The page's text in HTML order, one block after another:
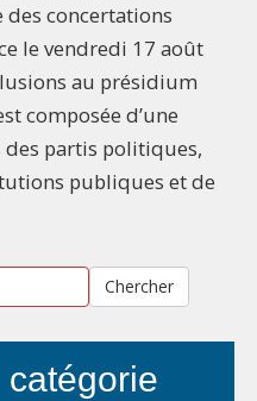
concertations
le vendredi 17 août
au présidium
composée d’une
partis politiques,
publiques et de
Chercher